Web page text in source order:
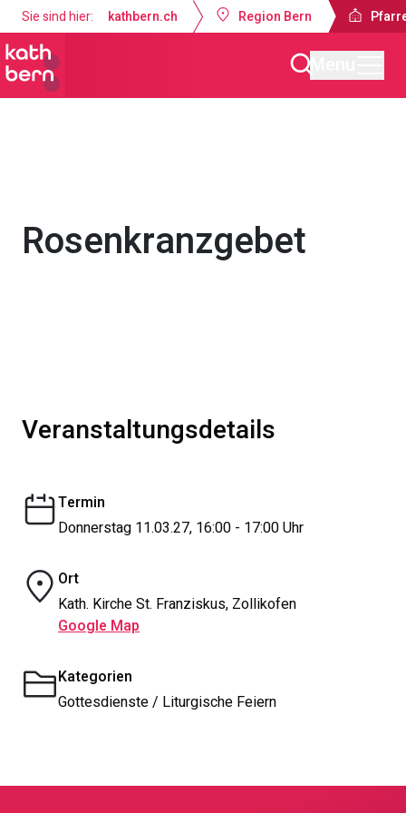
Sie sind hier: kathbern.ch Region Bern
Rosenkranzgebet
Veranstaltungsdetails
Termin
Donnerstag 11.03.27, 16:00 - 17:00 Uhr
Ort
Kath. Kirche St. Franziskus, Zollikofen
Google Map
Kategorien
Gottesdienste / Liturgische Feiern